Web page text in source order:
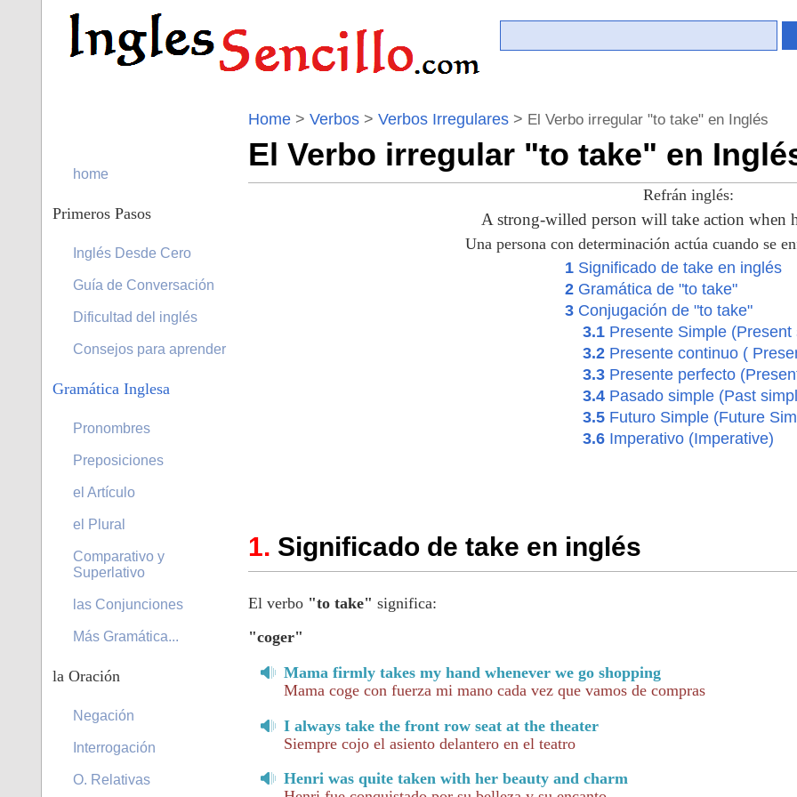
Home > Verbos > Verbos Irregulares > El Verbo irregular "to take" en Inglés
El Verbo irregular "to take" en
Refrán inglés:
A strong-willed person will take action when
Una persona con determinación actúa cuando se
1 Significado de take en inglés
2 Gramática de "to take"
3 Conjugación de "to take"
3.1 Presente Simple (Present
3.2 Presente continuo (
3.3 Presente perfecto
3.4 Pasado simple (Past
3.5 Futuro Simple (Future
3.6 Imperativo (Imperative)
Significado de take en inglés
El verbo "to take" significa:
"coger"
Mama firmly takes my hand whenever we go shopping
Mama coge con fuerza mi mano cada vez que vamos de compras
I always take the front row seat at the theater
Siempre cojo el asiento delantero en el teatro
Henri was quite taken with her beauty and charm
home
Primeros Pasos
Inglés Desde Cero
Guía de Conversación
Dificultad del inglés
Consejos para aprender
Gramática Inglesa
Pronombres
Preposiciones
el Artículo
el Plural
Comparativo y
Superlativo
las Conjunciones
Más Gramática...
la Oración
Negación
Interrogación
O. Relativas